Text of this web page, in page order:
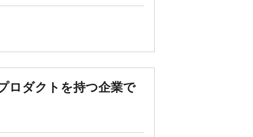
ロダクトを持つ企業で